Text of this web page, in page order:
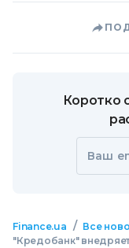
Коротко
Ваш
Finance.ua / Все
"Кредобанк"